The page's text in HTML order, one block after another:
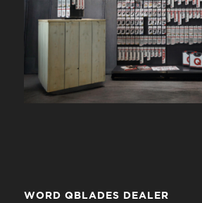
WORD QBLADES DEALER